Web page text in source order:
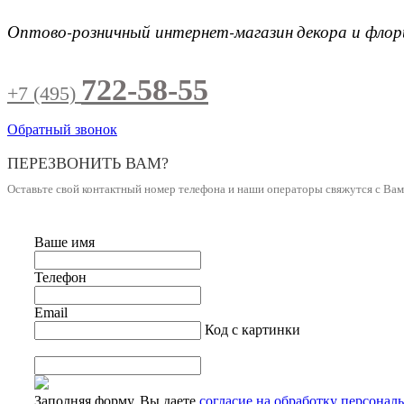
Оптово-розничный интернет-магазиндекора и
+7 (495) 722-58-55
Обратный звонок
ПЕРЕЗВОНИТЬ ВАМ?
Оставьте свой контактный номер телефона и наши операторы свяжутся с
Ваше имя
Телефон
Email
Код с картинки
Заполняя форму, Вы даете согласие на обработку